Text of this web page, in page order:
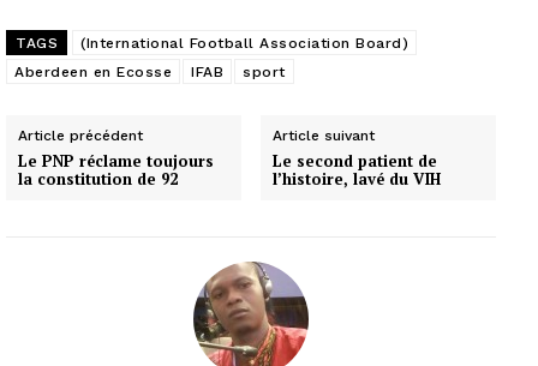
TAGS
(International Football Association Board)
Aberdeen en Ecosse
IFAB sport
Article précédent
Le PNP réclame toujours
la constitution de 92
Article suivant
Le second patient de
l’histoire, lavé du VIH